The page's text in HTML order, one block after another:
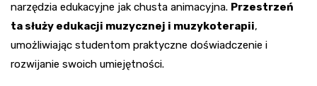
narzędzia edukacyjne jak chusta animacyjna. Przestrzeń
ta służy edukacji muzycznej i muzykoterapii,
umożliwiając studentom praktyczne doświadczenie i
rozwijanie swoich umiejętności.